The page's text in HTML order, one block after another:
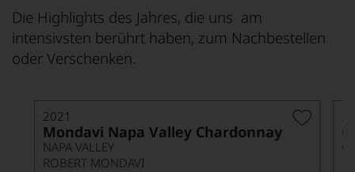
Die Highlights des Jahres, die uns am
intensivsten berührt haben, zum Nachbestellen
oder Verschenken.
2021
Mondavi Napa Valley Chardonnay
NAPA VALLEY
ROBERT MONDAVI